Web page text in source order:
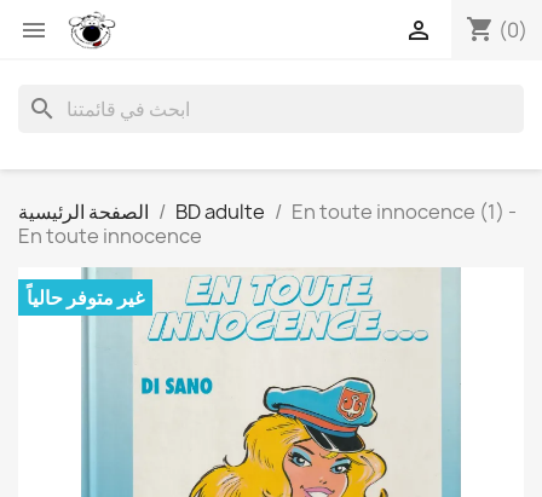
 shopping_cart (0)

search
الصفحة الرئيسية BD adulte
En toute innocence (1) -
En toute innocence
غير متوفر حالياً